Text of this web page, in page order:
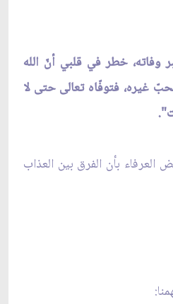
وفاته، خطر في قلبي أنّ الله
غيره، فتوفّاه تعالى حتى لا
بأن الفرق بين العذاب